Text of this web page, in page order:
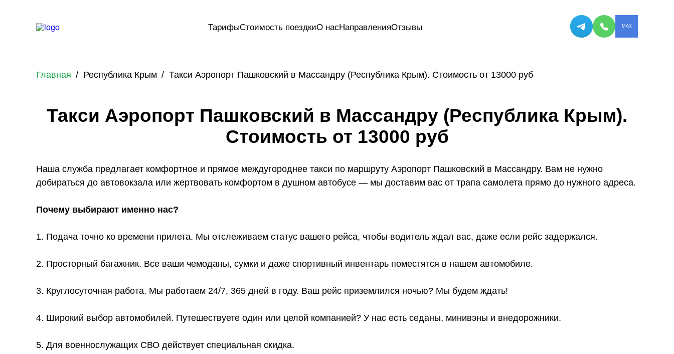
ТарифыСтоимость поездкиО насНаправленияОтзывы MAX
Главная Республика Крым Такси Аэропорт Пашковский в Массандру (Республика Крым). Стоимость от 13000 руб
Такси Аэропорт Пашковский в Массандру (Республика Крым).
Стоимость от 13000 руб
Наша служба предлагает комфортное и прямое междугороднее такси по маршруту Аэропорт Пашковский в Массандру. Вам не нужно
добираться до автовокзала или жертвовать комфортом в душном автобусе — мы доставим вас от трапа самолета прямо до нужного адреса.
Почему выбирают именно нас?
1. Подача точно ко времени прилета. Мы отслеживаем статус вашего рейса, чтобы водитель ждал вас, даже если рейс задержался.
2. Просторный багажник. Все ваши чемоданы, сумки и даже спортивный инвентарь поместятся в нашем автомобиле.
3. Круглосуточная работа. Мы работаем 24/7, 365 дней в году. Ваш рейс приземлился ночью? Мы будем ждать!
4. Широкий выбор автомобилей. Путешествуете один или целой компанией? У нас есть седаны, минивэны и внедорожники.
5. Для военнослужащих СВО действует специальная скидка.